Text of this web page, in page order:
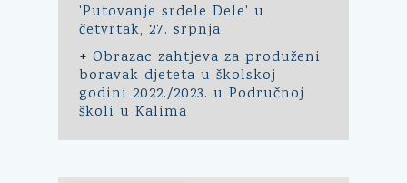
'Putovanje srdele Dele' u
četvrtak, 27. srpnja
+ Obrazac zahtjeva za produženi
boravak djeteta u školskoj
godini 2022./2023. u Područnoj
školi u Kalima